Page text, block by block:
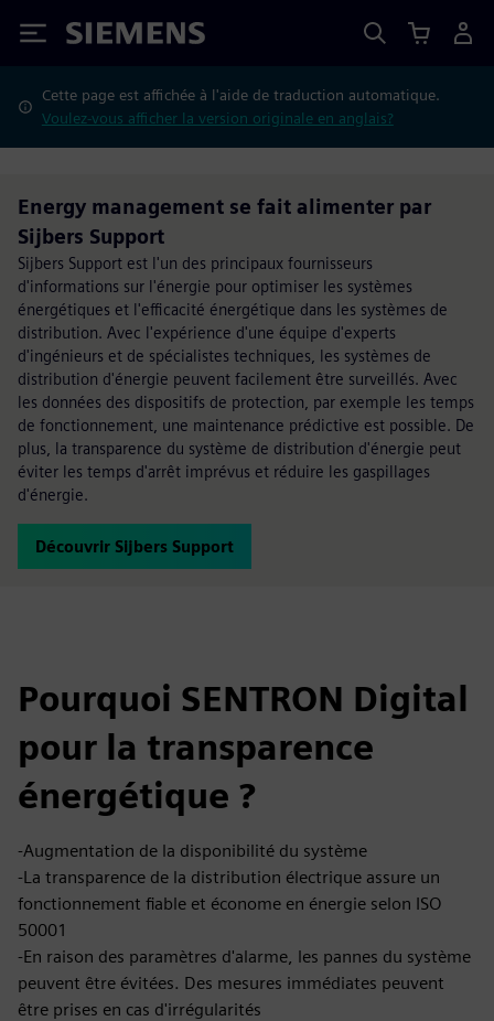
Siemens
Cette page est affichée à l'aide de traduction automatique.
Voulez-vous afficher la version originale en anglais?
Energy management se fait alimenter par
Sijbers Support
Sijbers Support est l'un des principaux fournisseurs
d'informations sur l'énergie pour optimiser les systèmes
énergétiques et l'efficacité énergétique dans les systèmes de
distribution. Avec l'expérience d'une équipe d'experts
d'ingénieurs et de spécialistes techniques, les systèmes de
distribution d'énergie peuvent facilement être surveillés. Avec
les données des dispositifs de protection, par exemple les temps
de fonctionnement, une maintenance prédictive est possible. De
plus, la transparence du système de distribution d'énergie peut
éviter les temps d'arrêt imprévus et réduire les gaspillages
d'énergie.
Découvrir Sijbers Support
Pourquoi SENTRON Digital
pour la transparence
énergétique ?
-Augmentation de la disponibilité du système
-La transparence de la distribution électrique assure un
fonctionnement fiable et économe en énergie selon ISO
50001
-En raison des paramètres d'alarme, les pannes du système
peuvent être évitées. Des mesures immédiates peuvent
être prises en cas d'irrégularités